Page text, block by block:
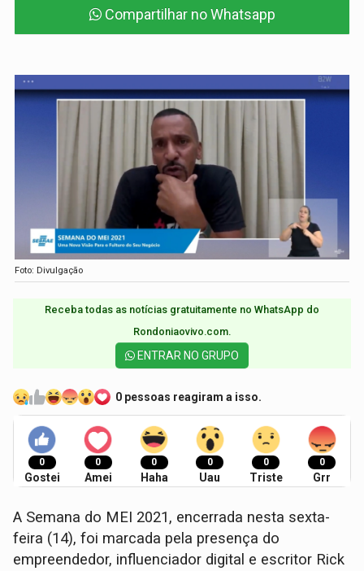
Compartilhar no Whatsapp
Foto: Divulgação
Receba todas as notícias gratuitamente no WhatsApp do
Rondoniaovivo.com.​
ENTRAR NO GRUPO
0 pessoas reagiram a isso.
0
Gostei
0
Amei
0
Haha
0
Uau
0
Triste
0
Grr
A Semana do MEI 2021, encerrada nesta sexta-
feira (14), foi marcada pela presença do
empreendedor, influenciador digital e escritor Rick